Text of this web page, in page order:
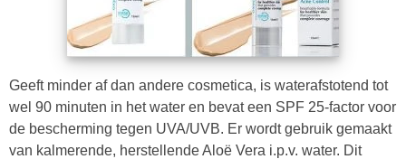
Geeft minder af dan andere cosmetica, is waterafstotend tot
wel 90 minuten in het water en bevat een SPF 25-factor voor
de bescherming tegen UVA/UVB. Er wordt gebruik gemaakt
van kalmerende, herstellende Aloë Vera i.p.v. water. Dit